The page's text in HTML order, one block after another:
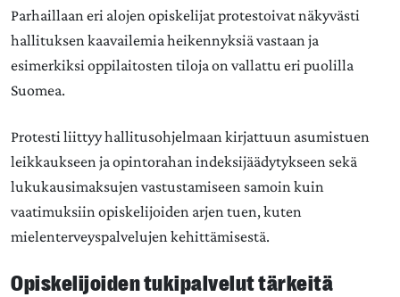
Parhaillaan eri alojen opiskelijat protestoivat näkyvästi
hallituksen kaavailemia heikennyksiä vastaan ja
esimerkiksi oppilaitosten tiloja on vallattu eri puolilla
Suomea.
Protesti liittyy hallitusohjelmaan kirjattuun asumistuen
leikkaukseen ja opintorahan indeksijäädytykseen sekä
lukukausimaksujen vastustamiseen samoin kuin
vaatimuksiin opiskelijoiden arjen tuen, kuten
mielenterveyspalvelujen kehittämisestä.
Opiskelijoiden tukipalvelut tärkeitä